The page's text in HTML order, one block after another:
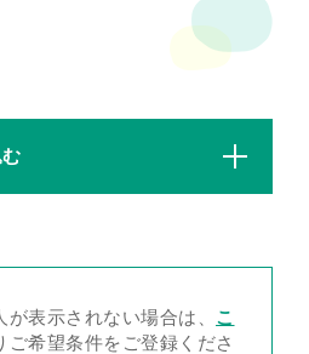
表示されない場合は、 こ
ご希望条件をご登録くださ